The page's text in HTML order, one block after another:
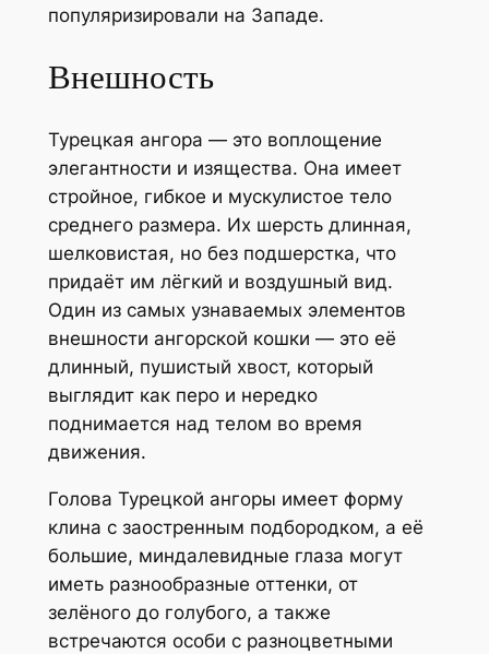
популяризировали на Западе.
Внешность
Турецкая ангора — это воплощение
элегантности и изящества. Она имеет
стройное, гибкое и мускулистое тело
среднего размера. Их шерсть длинная,
шелковистая, но без подшерстка, что
придаёт им лёгкий и воздушный вид.
Один из самых узнаваемых элементов
внешности ангорской кошки — это её
длинный, пушистый хвост, который
выглядит как перо и нередко
поднимается над телом во время
движения.
Голова Турецкой ангоры имеет форму
клина с заостренным подбородком, а её
большие, миндалевидные глаза могут
иметь разнообразные оттенки, от
зелёного до голубого, а также
встречаются особи с разноцветными